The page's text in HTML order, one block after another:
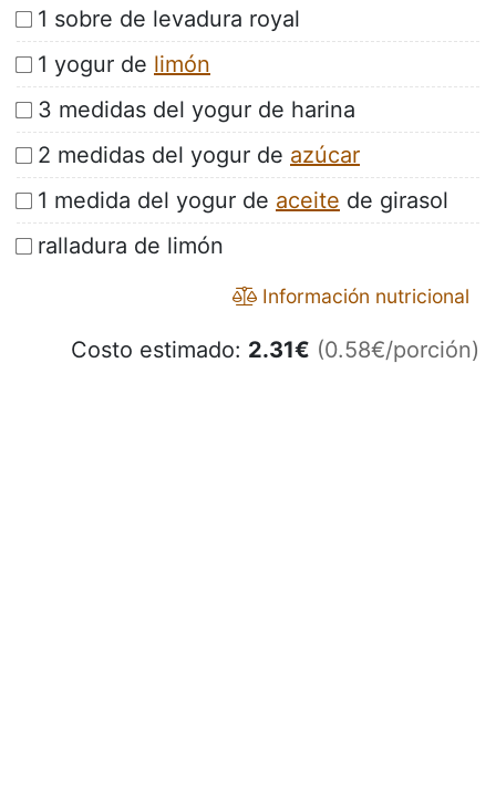
1 sobre de levadura royal
1 yogur de limón
3 medidas del yogur de harina
2 medidas del yogur de azúcar
1 medida del yogur de aceite de girasol
ralladura de limón
Información nutricional
Costo estimado: 2.31€ (0.58€/porción)